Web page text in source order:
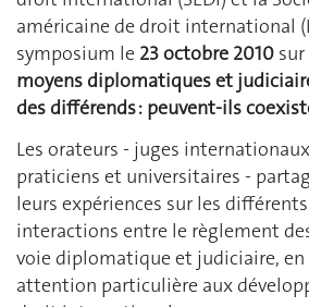
américaine de droit international
symposium le 23 octobre 2010
moyens diplomatiques et
des différends : peuvent-ils
Les orateurs - juges
praticiens et universitaires -
leurs expériences sur les
interactions entre le règlement
voie diplomatique et judiciaire, en
attention particulière aux